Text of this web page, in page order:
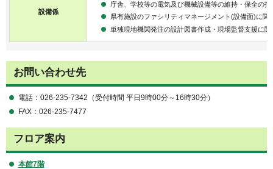
設備係
庁舎、学校等の電気及び機械設備等の維持・保全の
県有施設のファシリティマネージメント(設備面)に関
単独現地機関発注の設計図書作成・現場監督支援に
お問い合わせ先
電話：026-235-7342（受付時間 平日9時00分～16時30分）
FAX：026-235-7477
フロア案内
本館7階